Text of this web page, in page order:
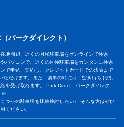
（パークダイレクト）
地周辺、近くの月極駐車場をオンラインで検索・
パソコンで、近くの月極駐車場をカンタンに検索
で申込、契約し、クレジットカードでの決済まで
だけます。また、満車の時には「空き待ち予約」
を受け取れます。 Park Direct（パークダイレク
※
つかの駐車場を比較検討したい」 そんな方はぜひ
ください。